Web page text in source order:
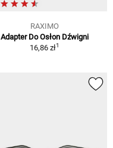
RAXIMO
Adapter Do Osłon Dźwigni
16,86 zł1